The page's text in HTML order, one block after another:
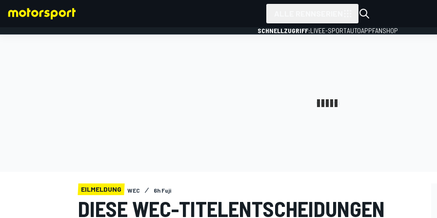
SCHNELLZUGRIFF:LIVEE-SPORTAUTOAPPFANSHOP
EILMELDUNG WEC 6h Fuji
DIESE WEC-TITELENTSCHEIDUNGEN